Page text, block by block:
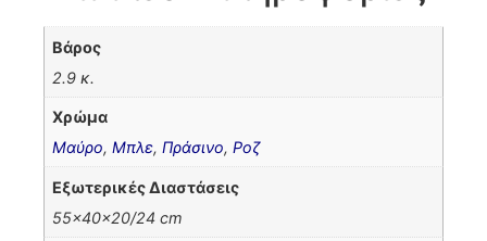
Βάρος
2.9 κ.
Χρώμα
Μαύρο,Μπλε,Πράσινο,Ροζ
Εξωτερικές Διαστάσεις
55x40x20/24 cm